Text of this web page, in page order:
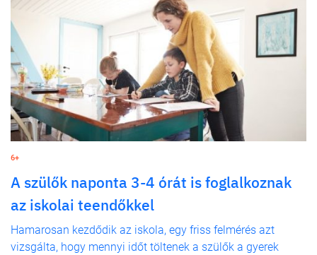
6+
A szülők naponta 3-4 órát is foglalkoznak
az iskolai teendőkkel
Hamarosan kezdődik az iskola, egy friss felmérés azt
vizsgálta, hogy mennyi időt töltenek a szülők a gyerek